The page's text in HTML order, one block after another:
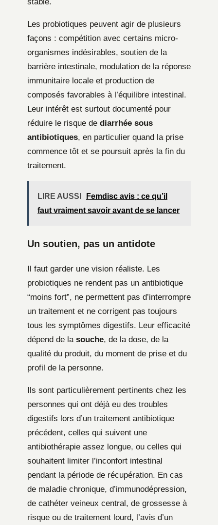
Les probiotiques peuvent agir de plusieurs
façons : compétition avec certains micro-
organismes indésirables, soutien de la
barrière intestinale, modulation de la réponse
immunitaire locale et production de
composés favorables à l’équilibre intestinal.
Leur intérêt est surtout documenté pour
réduire le risque de diarrhée sous
antibiotiques, en particulier quand la prise
commence tôt et se poursuit après la fin du
traitement.
LIRE AUSSI
Femdisc avis : ce qu’il
faut vraiment savoir avant de se lancer
Un soutien, pas un antidote
Il faut garder une vision réaliste. Les
probiotiques ne rendent pas un antibiotique
“moins fort”, ne permettent pas d’interrompre
un traitement et ne corrigent pas toujours
tous les symptômes digestifs. Leur efficacité
dépend de la souche, de la dose, de la
qualité du produit, du moment de prise et du
profil de la personne.
Ils sont particulièrement pertinents chez les
personnes qui ont déjà eu des troubles
digestifs lors d’un traitement antibiotique
précédent, celles qui suivent une
antibiothérapie assez longue, ou celles qui
souhaitent limiter l’inconfort intestinal
pendant la période de récupération. En cas
de maladie chronique, d’immunodépression,
de cathéter veineux central, de grossesse à
risque ou de traitement lourd, l’avis d’un